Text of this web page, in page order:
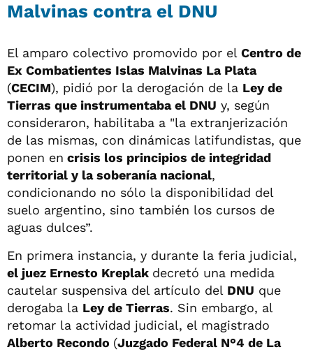
Malvinas contra el DNU
El amparo colectivo promovido por el Centro de
Ex Combatientes Islas Malvinas La Plata
(CECIM), pidió por la derogación de la Ley de
Tierras que instrumentaba el DNU y, según
consideraron, habilitaba a "la extranjerización
de las mismas, con dinámicas latifundistas, que
ponen en crisis los principios de integridad
territorial y la soberanía nacional,
condicionando no sólo la disponibilidad del
suelo argentino, sino también los cursos de
aguas dulces”.
En primera instancia, y durante la feria judicial,
el juez Ernesto Kreplak decretó una medida
cautelar suspensiva del artículo del DNU que
derogaba la Ley de Tierras. Sin embargo, al
retomar la actividad judicial, el magistrado
Alberto Recondo (Juzgado Federal N°4 de La